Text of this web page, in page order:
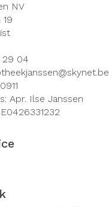
NV
29 04
skynet.be
Apr. Ilse Janssen